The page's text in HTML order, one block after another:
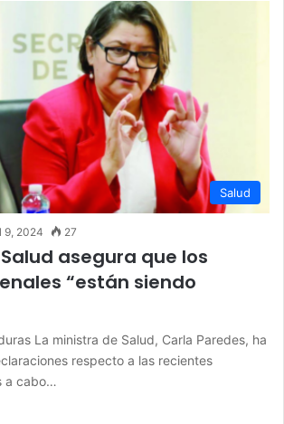
Salud
9, 2024 27
asegura que los
“están siendo
La ministra de Salud, Carla Paredes, ha
respecto a las recientes
a cabo…